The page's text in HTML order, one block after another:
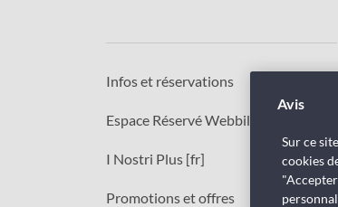
Infos et réservations
Espace Réservé Webbill
I Nostri Plus [fr]
Promotions et offres
Avis
Sur ce
cookies